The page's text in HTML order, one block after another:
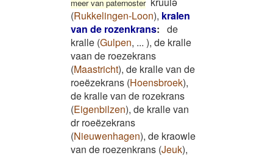
meer van paternoster
(Rukkelingen-Loon), kralen
van de rozenkrans: de
kralle (Gulpen, ... ), de kralle
vaan de roezekrans
(Maastricht), de kralle van de
roeëzekrans (Hoensbroek),
de kralle van de rozekrans
(Eigenbilzen), de kralle van
dr roeëzekrans
(Nieuwenhagen), de kraowle
van de roezenkrans (Jeuk),